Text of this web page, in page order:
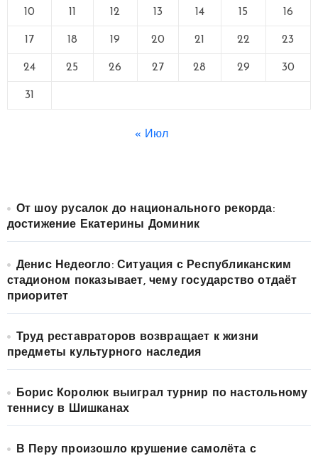
10 11 12 13 14 15 16
17 18 19 20 21 22 23
24 25 26 27 28 29 30
31
« Июл
От шоу русалок до национального рекорда:
достижение Екатерины Доминик
Денис Недеогло: Ситуация с Республиканским
стадионом показывает, чему государство отдаёт
приоритет
Труд реставраторов возвращает к жизни
предметы культурного наследия
Борис Королюк выиграл турнир по настольному
теннису в Шишканах
В Перу произошло крушение самолёта с